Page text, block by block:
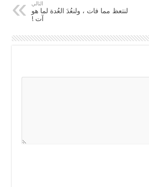
التالي
لنتعظ مما فات ، ولنعُدَ العُدة لما هو
آت !